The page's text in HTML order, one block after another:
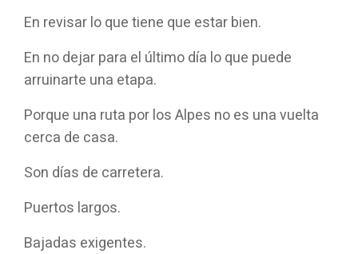
En revisar lo que tiene que estar bien.
En no dejar para el último día lo que puede
arruinarte una etapa.
Porque una ruta por los Alpes no es una vuelta
cerca de casa.
Son días de carretera.
Puertos largos.
Bajadas exigentes.